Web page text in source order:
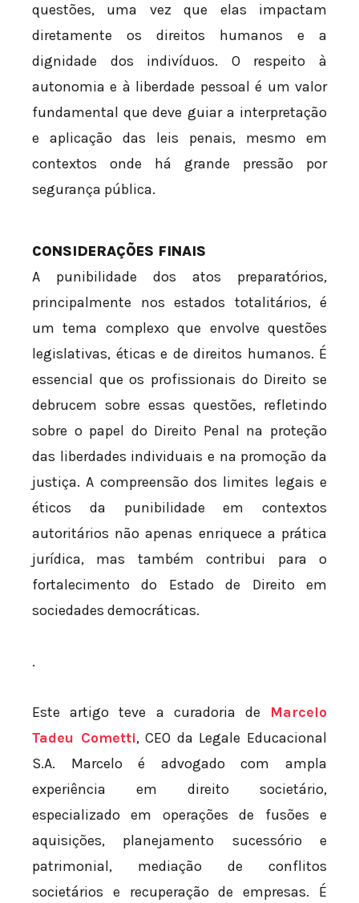
questões, uma vez que elas impactam
diretamente os direitos humanos e a
dignidade dos indivíduos. O respeito à
autonomia e à liberdade pessoal é um valor
fundamental que deve guiar a interpretação
e aplicação das leis penais, mesmo em
contextos onde há grande pressão por
segurança pública.
CONSIDERAÇÕES FINAIS
A punibilidade dos atos preparatórios,
principalmente nos estados totalitários, é
um tema complexo que envolve questões
legislativas, éticas e de direitos humanos. É
essencial que os profissionais do Direito se
debrucem sobre essas questões, refletindo
sobre o papel do Direito Penal na proteção
das liberdades individuais e na promoção da
justiça. A compreensão dos limites legais e
éticos da punibilidade em contextos
autoritários não apenas enriquece a prática
jurídica, mas também contribui para o
fortalecimento do Estado de Direito em
sociedades democráticas.
.
Este artigo teve a curadoria de Marcelo
Tadeu Cometti, CEO da Legale Educacional
S.A. Marcelo é advogado com ampla
experiência em direito societário,
especializado em operações de fusões e
aquisições, planejamento sucessório e
patrimonial, mediação de conflitos
societários e recuperação de empresas. É